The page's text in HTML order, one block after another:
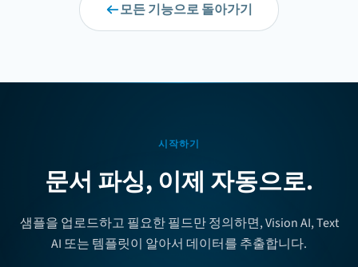
₩30,000
₩250,000
모든 기능으로 돌아가기
시작하기
문서 파싱, 이제 자동으로.
샘플을 업로드하고 필요한 필드만 정의하면, Vision AI, Text
AI 또는 템플릿이 알아서 데이터를 추출합니다.